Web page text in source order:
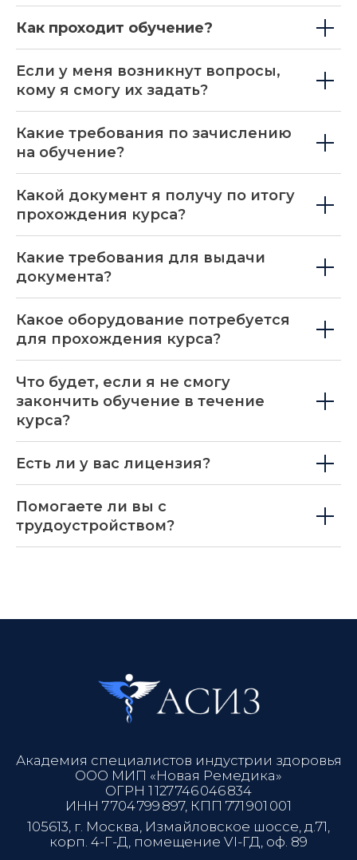
Как проходит обучение?
Если у меня возникнут вопросы,
кому я смогу их задать?
Какие требования по зачислению
на обучение?
Какой документ я получу по итогу
прохождения курса?
Какие требования для выдачи
документа?
Какое оборудование потребуется
для прохождения курса?
Что будет, если я не смогу
закончить обучение в течение
курса?
Есть ли у вас лицензия?
Помогаете ли вы с
трудоустройством?